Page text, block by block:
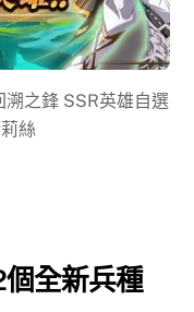
之鋒 SSR英雄自選
絲
個全新兵種